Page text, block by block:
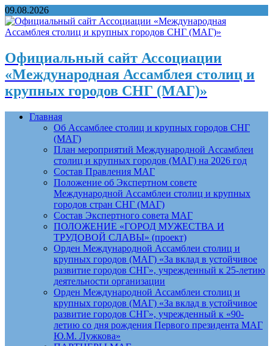
09.08.2026
Официальный сайт Ассоциации
«Международная Ассамблея столиц и
крупных городов СНГ (МАГ)»
Главная
Об Ассамблее столиц и крупных городов СНГ
(МАГ)
План мероприятий Международной Ассамблеи
столиц и крупных городов (МАГ) на 2026 год
Состав Правления МАГ
Положение об Экспертном совете
Международной Ассамблеи столиц и крупных
городов стран СНГ (МАГ)
Состав Экспертного совета МАГ
ПОЛОЖЕНИЕ «ГОРОД МУЖЕСТВА И
ТРУДОВОЙ СЛАВЫ» (проект)
Орден Международной Ассамблеи столиц и
крупных городов (МАГ) «За вклад в устойчивое
развитие городов СНГ», учрежденный к 25-летию
деятельности организации
Орден Международной Ассамблеи столиц и
крупных городов (МАГ) «За вклад в устойчивое
развитие городов СНГ», учрежденный к «90-
летию со дня рождения Первого президента МАГ
Ю.М. Лужкова»